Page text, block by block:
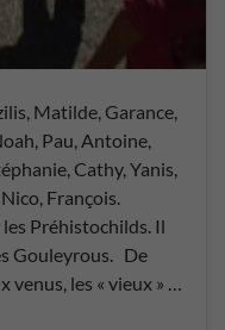
Matilde, Garance,
Pau, Antoine,
Cathy, Yanis,
François.
Préhistochilds. Il
Gouleyrous. De
venus, les « vieux » …